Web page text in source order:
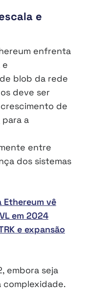
e
enfrenta
e
blob da rede
deve ser
de
para a
entre
dos sistemas
vê
em 2024
e expansão
embora seja